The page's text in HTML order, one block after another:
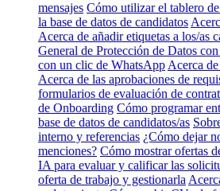
mensajes Cómo utilizar el tablero de
la base de datos de candidatos
Acerca de añadir etiquetas a los/as
General de Protección de Datos
con un clic de WhatsApp Acerca
Acerca de las aprobaciones de
formularios de evaluación de
de Onboarding Cómo programar
base de datos de candidatos/as
interno y referencias ¿Cómo dejar
menciones? Cómo mostrar ofertas
IA para evaluar y calificar las
oferta de trabajo y gestionarla